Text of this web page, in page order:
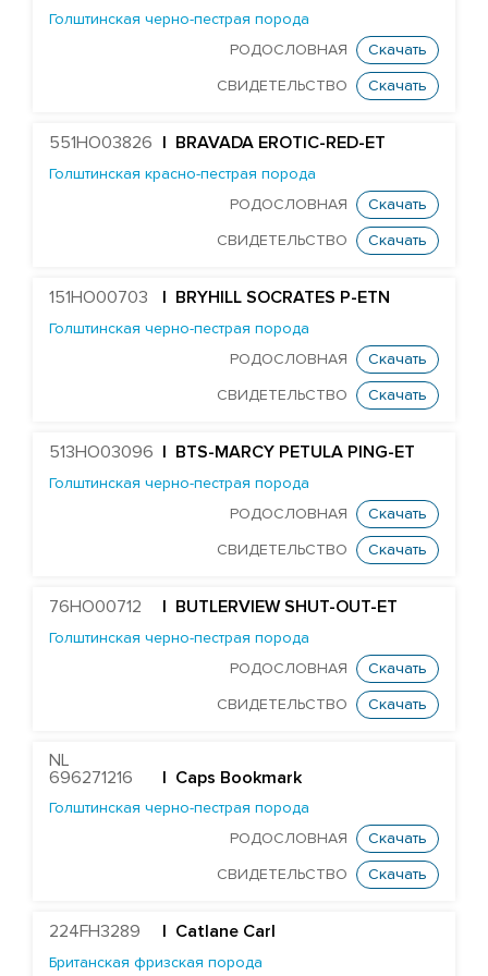
STANTONS SNOWMAN EA COLTON-ET
TJR DIRECTOR CONTROLLER-ET
EDG UNO DAREDEVIL 8369-ET
TJR DUKE DAWSON-ET
MR SUPERHERO DEDICATE-ET
MR OAK DELCO 57279-ET
Farnear Delta-Beta 241-ET
MR UNO DESIGN 1428-ET
ST GEN MT EDGE 67446-ET
STANTONS ELAPSE 6815-ET
T-GEN-AC DIXIE EXPOSURE-ET
FARNEAR-TBR-BH FLAMER-ET
EDG JABIR GAMBLER 57455-ET
EDG TANGO GASKET 57590-ET
ST GENOMICPRO GRANT-ET
FARNEAR HAMMOND-ET
Голштинская черно-пестрая порода
РОДОСЛОВНАЯ
Скачать
СВИДЕТЕЛЬСТВО Скачать
551HO03826 | BRAVADA EROTIC-RED-ET
Голштинская красно-пестрая порода
РОДОСЛОВНАЯ
Скачать
СВИДЕТЕЛЬСТВО Скачать
151HO00703 | BRYHILL SOCRATES P-ETN
Голштинская черно-пестрая порода
РОДОСЛОВНАЯ
Скачать
СВИДЕТЕЛЬСТВО Скачать
513HO03096 | BTS-MARCY PETULA PING-ET
Голштинская черно-пестрая порода
РОДОСЛОВНАЯ
Скачать
СВИДЕТЕЛЬСТВО Скачать
76HO00712 | BUTLERVIEW SHUT-OUT-ET
Голштинская черно-пестрая порода
РОДОСЛОВНАЯ
Скачать
СВИДЕТЕЛЬСТВО Скачать
NL
696271216
| Caps Bookmark
Голштинская черно-пестрая порода
РОДОСЛОВНАЯ
Скачать
СВИДЕТЕЛЬСТВО Скачать
224FH3289 | Catlane Carl
Британская фризская порода